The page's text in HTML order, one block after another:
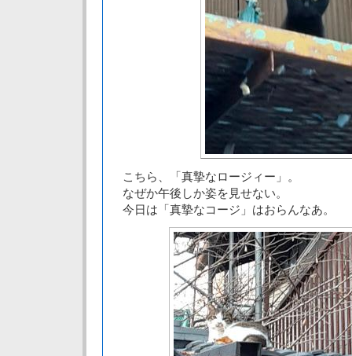
こちら、「真摯なロージィー」。
なぜか午後しか姿を見せない。
今日は「真摯なコージ」はおらんなあ。